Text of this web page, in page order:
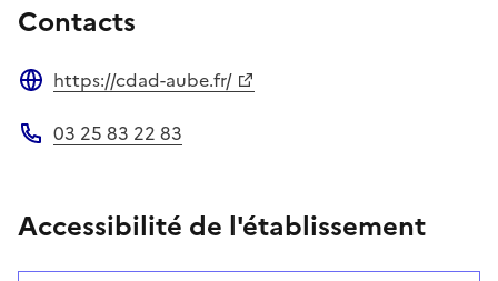
Contacts
https://cdad-aube.fr/
03 25 83 22 83
Accessibilité de l'établissement